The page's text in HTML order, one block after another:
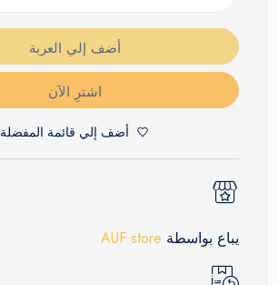
أضف إلي العربة
اشترِ الآن
أضف إلي قائمة المفضلة
يباع بواسطة AUF store